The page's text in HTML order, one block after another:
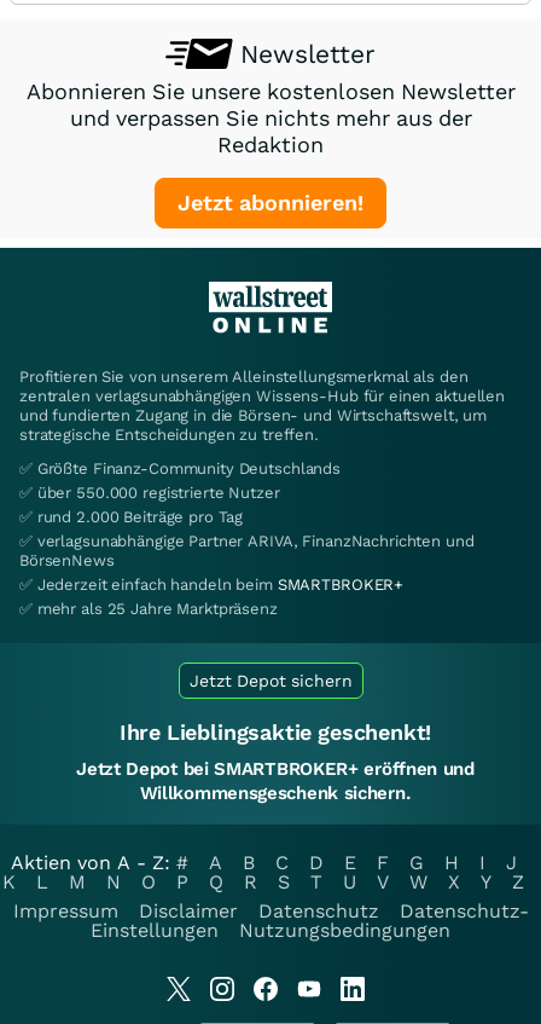
Newsletter
Abonnieren Sie unsere kostenlosen Newsletter
und verpassen Sie nichts mehr aus der
Redaktion
Jetzt abonnieren!
Profitieren Sie von unserem Alleinstellungsmerkmal als den
zentralen verlagsunabhängigen Wissens-Hub für einen aktuellen
und fundierten Zugang in die Börsen- und Wirtschaftswelt, um
strategische Entscheidungen zu treffen.
✅ Größte Finanz-Community Deutschlands
✅ über 550.000 registrierte Nutzer
✅ rund 2.000 Beiträge pro Tag
✅ verlagsunabhängige Partner ARIVA, FinanzNachrichten und
BörsenNews
✅ Jederzeit einfach handeln beim SMARTBROKER+
✅ mehr als 25 Jahre Marktpräsenz
Jetzt Depot sichern
Ihre Lieblingsaktie geschenkt!
Jetzt Depot bei SMARTBROKER+ eröffnen und
Willkommensgeschenk sichern.
Aktien von A - Z: # A B C D E F G H I
J
K
L M N O P Q R S T U V W X Y
Z
Impressum
Disclaimer Datenschutz
Datenschutz-
Einstellungen
Nutzungsbedingungen